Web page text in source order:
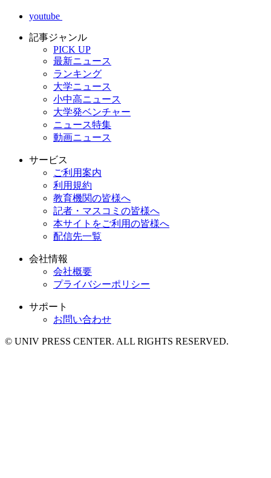
youtube
記事ジャンル
PICK UP
最新ニュース
ランキング
大学ニュース
小中高ニュース
大学発ベンチャー
ニュース特集
動画ニュース
サービス
ご利用案内
利用規約
教育機関の皆様へ
記者・マスコミの皆様へ
本サイトをご利用の皆様へ
配信先一覧
会社情報
会社概要
プライバシーポリシー
サポート
お問い合わせ
© UNIV PRESS CENTER. ALL RIGHTS RESERVED.